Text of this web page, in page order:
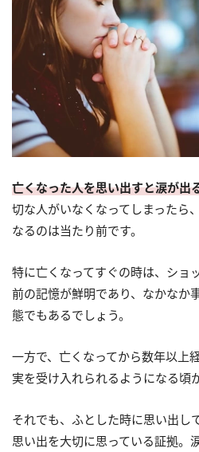
亡くなった人を思い出すと涙が出
切な人がいなくなってしまったら
なるのは当たり前です。
特に亡くなってすぐの時は、ショ
前の記憶が鮮明であり、なかなか
態でもあるでしょう。
一方で、亡くなってから数年以上
実を受け入れられるようになる頃
それでも、ふとした時に思い出し
思い出を大切に思っている証拠。